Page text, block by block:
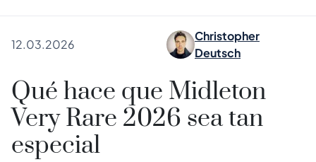
12.03.2026
Christopher
Deutsch
Qué hace que Midleton
Very Rare 2026 sea tan
especial